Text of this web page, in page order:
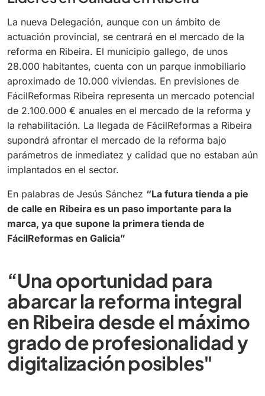
La nueva Delegación, aunque con un ámbito de
actuación provincial, se centrará en el mercado de la
reforma en Ribeira. El municipio gallego, de unos
28.000 habitantes, cuenta con un parque inmobiliario
aproximado de 10.000 viviendas. En previsiones de
FácilReformas Ribeira representa un mercado potencial
de 2.100.000 € anuales en el mercado de la reforma y
la rehabilitación. La llegada de FácilReformas a Ribeira
supondrá afrontar el mercado de la reforma bajo
parámetros de inmediatez y calidad que no estaban aún
implantados en el sector.
En palabras de Jesús Sánchez “La futura tienda a pie
de calle en Ribeira es un paso importante para la
marca, ya que supone la primera tienda de
FácilReformas en Galicia”
“Una oportunidad para
abarcar la reforma integral
en Ribeira desde el máximo
grado de profesionalidad y
digitalización posibles"